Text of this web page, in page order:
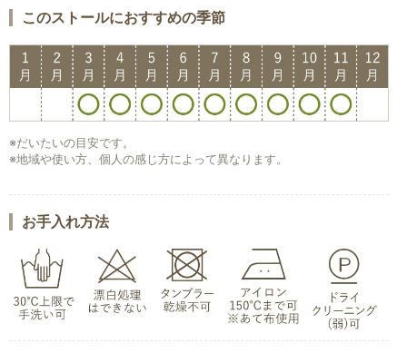
このストールにおすすめの季節
※だいたいの目安です。
※地域や使い方、個人の感じ方によって異なります。
お手入れ方法